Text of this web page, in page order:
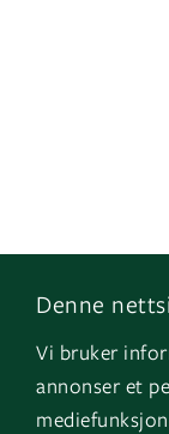
Denne
Vi bruker
annonser et
Følg os
Facebook
LinkedIn